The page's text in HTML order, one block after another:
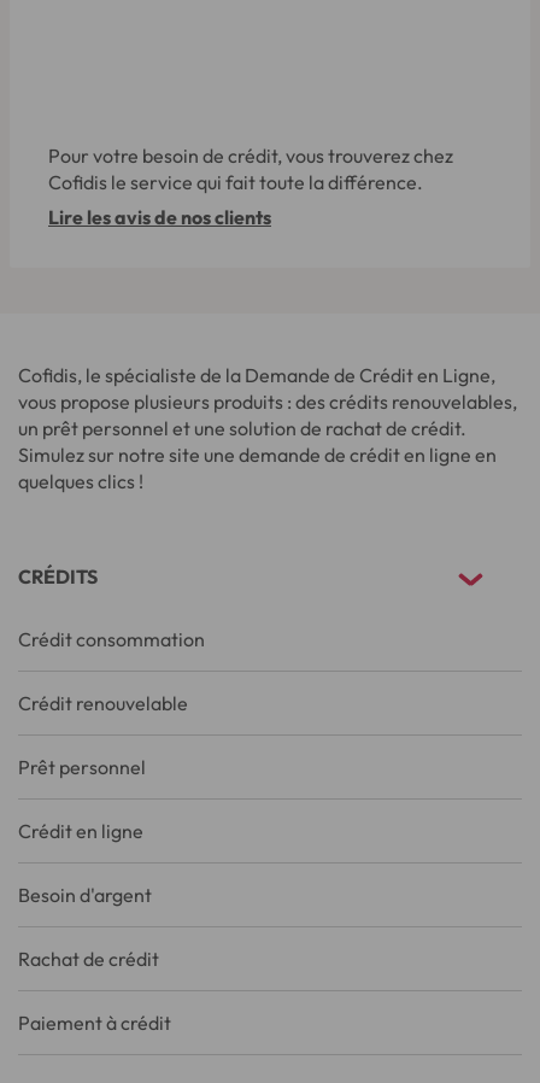
Pour votre besoin de crédit, vous trouverez chez
Cofidis le service qui fait toute la différence.
Lire les avis de nos clients
Cofidis, le spécialiste de la Demande de Crédit en Ligne,
vous propose plusieurs produits : des crédits renouvelables,
un prêt personnel et une solution de rachat de crédit.
Simulez sur notre site une demande de crédit en ligne en
quelques clics !
CRÉDITS
Crédit consommation
Crédit renouvelable
Prêt personnel
Crédit en ligne
Besoin d'argent
Rachat de crédit
Paiement à crédit